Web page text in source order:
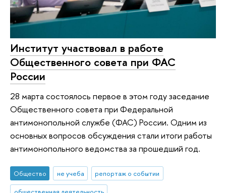
Институт участвовал в работе
Общественного совета при ФАС
России
28 марта состоялось первое в этом году заседание
Общественного совета при Федеральной
антимонопольной службе (ФАС) России. Одним из
основных вопросов обсуждения стали итоги работы
антимонопольного ведомства за прошедший год.
Общество не учеба
репортаж о событии